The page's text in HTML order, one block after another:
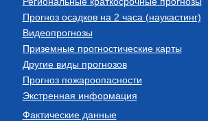
Прогноз осадков на 2 часа (наукастинг)
Видеопрогнозы
Приземные прогностические карты
Другие виды прогнозов
Прогноз пожароопасности
Экстренная информация
Фактические данные